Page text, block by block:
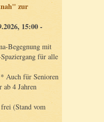
zur
15:00 -
Begegnung mit
für alle
Auch für Senioren
4 Jahren
(Stand vom